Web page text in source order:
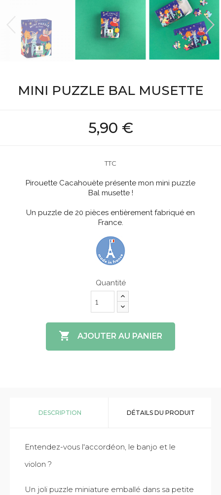
MINI PUZZLE BAL MUSETTE
5,90 €
TTC
Pirouette Cacahouète présente mon mini puzzle
Bal musette !
Un puzzle de 20 pièces entièrement fabriqué en
France.
Quantité
 AJOUTER AU PANIER
DESCRIPTION DÉTAILS DU PRODUIT
Entendez-vous l'accordéon, le banjo et le
violon ?
Un joli puzzle miniature emballé dans sa petite